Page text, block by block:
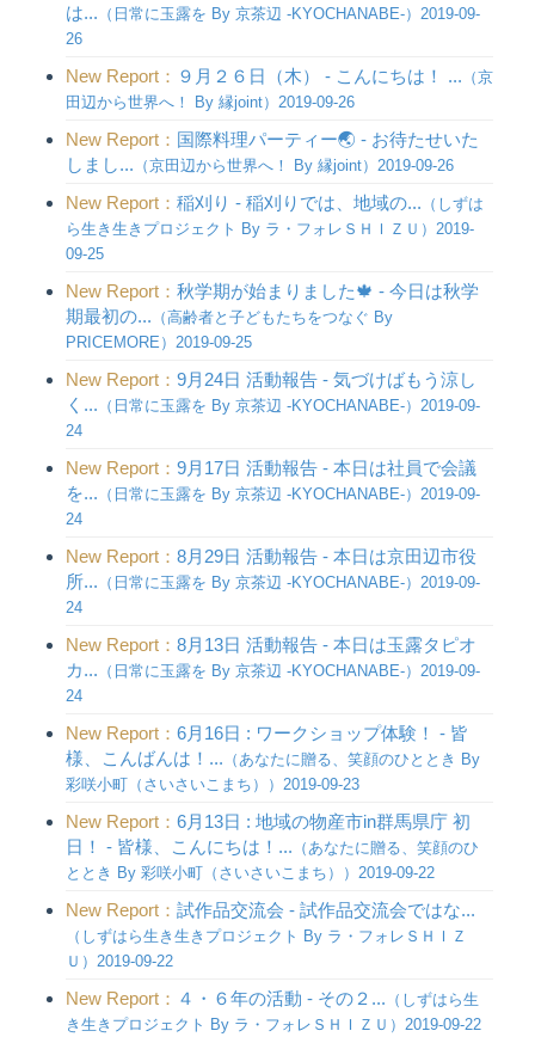
は... （日常に玉露を By 京茶辺 -KYOCHANABE-）2019-09-
26
New Report： ９月２６日（木） - こんにちは！ ... （京
田辺から世界へ！ By 縁joint）2019-09-26
New Report： 国際料理パーティー🌏 - お待たせいた
しまし... （京田辺から世界へ！ By 縁joint）2019-09-26
New Report： 稲刈り - 稲刈りでは、地域の... （しずは
ら生き生きプロジェクト By ラ・フォレＳＨＩＺＵ）2019-
09-25
New Report： 秋学期が始まりました🍁 - 今日は秋学
期最初の... （高齢者と子どもたちをつなぐ By
PRICEMORE）2019-09-25
New Report： 9月24日 活動報告 - 気づけばもう涼し
く... （日常に玉露を By 京茶辺 -KYOCHANABE-）2019-09-
24
New Report： 9月17日 活動報告 - 本日は社員で会議
を... （日常に玉露を By 京茶辺 -KYOCHANABE-）2019-09-
24
New Report： 8月29日 活動報告 - 本日は京田辺市役
所... （日常に玉露を By 京茶辺 -KYOCHANABE-）2019-09-
24
New Report： 8月13日 活動報告 - 本日は玉露タピオ
カ... （日常に玉露を By 京茶辺 -KYOCHANABE-）2019-09-
24
New Report： 6月16日 : ワークショップ体験！ - 皆
様、こんばんは！... （あなたに贈る、笑顔のひととき By
彩咲小町（さいさいこまち））2019-09-23
New Report： 6月13日 : 地域の物産市in群馬県庁 初
日！ - 皆様、こんにちは！... （あなたに贈る、笑顔のひ
ととき By 彩咲小町（さいさいこまち））2019-09-22
New Report： 試作品交流会 - 試作品交流会ではな...
（しずはら生き生きプロジェクト By ラ・フォレＳＨＩＺ
Ｕ）2019-09-22
New Report： ４・６年の活動 - その２... （しずはら生
き生きプロジェクト By ラ・フォレＳＨＩＺＵ）2019-09-22